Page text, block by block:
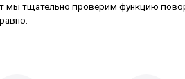
мы тщательно проверим функцию